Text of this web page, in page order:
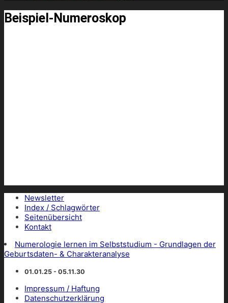
Beispiel-Numeroskop
Newsletter
Index / Schlagwörter
Seitenübersicht
Kontakt
Numerologie lernen im Selbststudium - Grundlagen der
Geburtsdaten- & Charakteranalyse
01.01.25 - 05.11.30
Impressum / Haftung
Datenschutzerklärung